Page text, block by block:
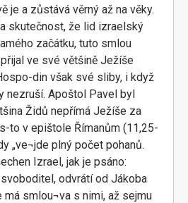
je a zůstává věrný až na věky.
skutečnost, že lid izraelský
začátku, tuto smlou
ve své většině Ježíše
din však své sliby, i když
nezruší. Apoštol Pavel byl
Židů nepřímá Ježíše za
to v epištole Římanům (11,25-
„ve¬jde plný počet pohanů.
Izrael, jak je psáno:
odvrátí od Jákoba
smlou¬va s nimi, až sejmu